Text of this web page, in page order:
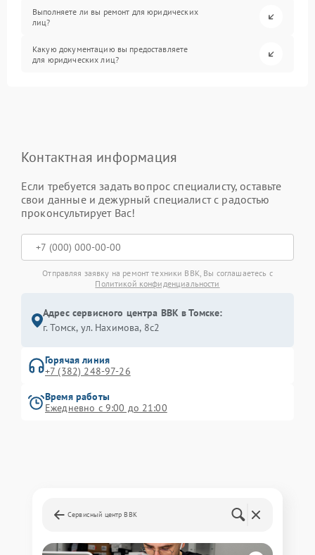
Выполняете ли вы ремонт для юридических
лиц?
Какую документацию вы предоставляете
для юридических лиц?
Контактная информация
Если требуется задать вопрос специалисту, оставьте
свои данные и дежурный специалист с радостью
проконсультирует Вас!
Отправляя заявку на ремонт техники BBK, Вы соглашаетесь с
Политикой конфиденциальности
Адрес сервисного центра BBK в Томске:
г. Томск, ул. Нахимова, 8с2
Горячая линия
+7 (382) 248-97-26
Время работы
Ежедневно с 9:00 до 21:00
Сервисный центр BBK